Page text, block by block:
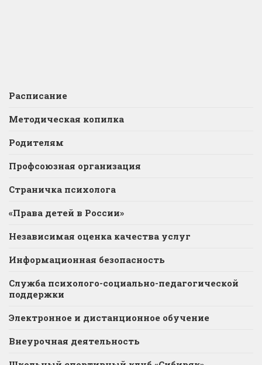
Расписание
Методическая копилка
Родителям
Профсоюзная организация
Страничка психолога
«Права детей в России»
Независимая оценка качества услуг
Информационная безопасность
Служба психолого-социально-педагогической
поддержки
Электронное и дистанционное обучение
Внеурочная деятельность